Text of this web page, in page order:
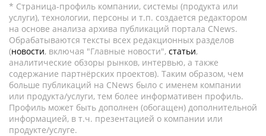
* Страница-профиль компании, системы (продукта или
услуги), технологии, персоны и т.п. создается редактором
на основе анализа архива публикаций портала CNews.
Обрабатываются тексты всех редакционных разделов
(новости, включая "Главные новости", статьи,
аналитические обзоры рынков, интервью, а также
содержание партнёрских проектов). Таким образом, чем
больше публикаций на CNews было с именем компании
или продукта/услуги, тем более информативен профиль.
Профиль может быть дополнен (обогащен) дополнительной
информацией, в т.ч. презентацией о компании или
продукте/услуге.